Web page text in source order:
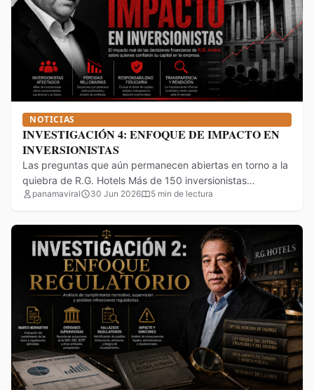
NOTICIAS
INVESTIGACIÓN 4: ENFOQUE DE IMPACTO EN
INVERSIONISTAS
Las preguntas que aún permanecen abiertas en torno a la
quiebra de R.G. Hotels Más de 150 inversionistas…
panamaviral 30 Jun 2026 5 min de lectura